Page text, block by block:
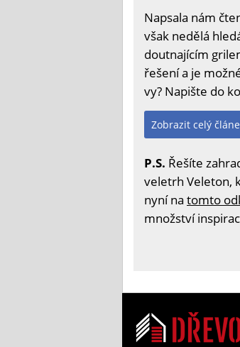
Napsala nám
však nedělá
doutnajícím
řešení a je
vy? Napište do
Zobrazit celý
P.S. Řešíte
veletrh Veleton,
nyní na tomto
množství